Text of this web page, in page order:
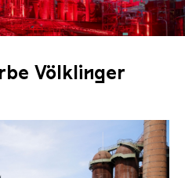
Copyright:
Völklinger